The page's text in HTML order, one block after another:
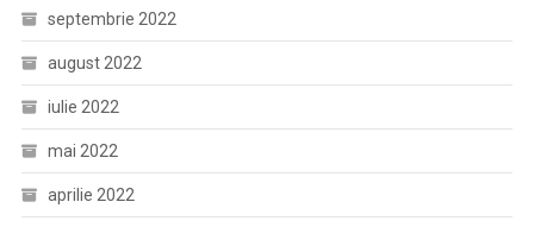
septembrie 2022
august 2022
iulie 2022
mai 2022
aprilie 2022